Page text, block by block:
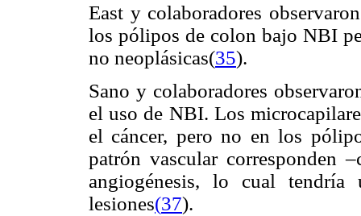
East y colaboradores
los pólipos de colon bajo NBI
no neoplásicas(35).
Sano y colaboradores
el uso de NBI. Los
el cáncer, pero no en los
patrón vascular corresponden
angiogénesis, lo cual
lesiones(37).